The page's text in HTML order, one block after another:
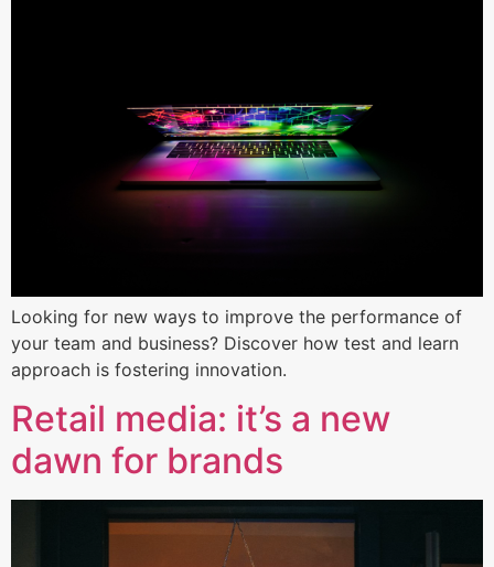
Looking for new ways to improve the performance of
your team and business? Discover how test and learn
approach is fostering innovation.
Retail media: it’s a new
dawn for brands